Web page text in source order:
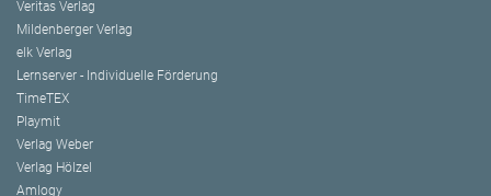
Veritas Verlag
Mildenberger Verlag
elk Verlag
Lernserver - Individuelle Förderung
TimeTEX
Playmit
Verlag Weber
Verlag Hölzel
Amlogy